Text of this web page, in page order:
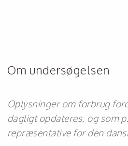
Om undersøgelsen
Oplysninger om forbrug
dagligt opdateres, og som
repræsentative for den